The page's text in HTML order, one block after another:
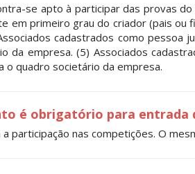
se apto à participar das provas
em primeiro grau do criador (pais
cadastrados como pessoa
da empresa. (5) Associados
o quadro societário da empresa.
é obrigatório para entrada
participação nas competições. O